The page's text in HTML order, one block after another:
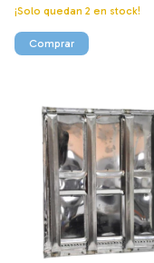
¡Solo quedan 2 en stock!